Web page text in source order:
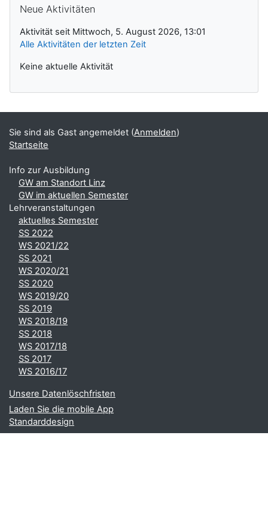
Neue Aktivitäten
Aktivität seit Mittwoch, 5. August 2026, 13:01
Alle Aktivitäten der letzten Zeit
Keine aktuelle Aktivität
Sie sind als Gast angemeldet (Anmelden)
Startseite
Info zur Ausbildung
GW am Standort Linz
GW im aktuellen Semester
Lehrveranstaltungen
aktuelles Semester
SS 2022
WS 2021/22
SS 2021
WS 2020/21
SS 2020
WS 2019/20
SS 2019
WS 2018/19
SS 2018
WS 2017/18
SS 2017
WS 2016/17
Unsere Datenlöschfristen
Laden Sie die mobile App
Standarddesign